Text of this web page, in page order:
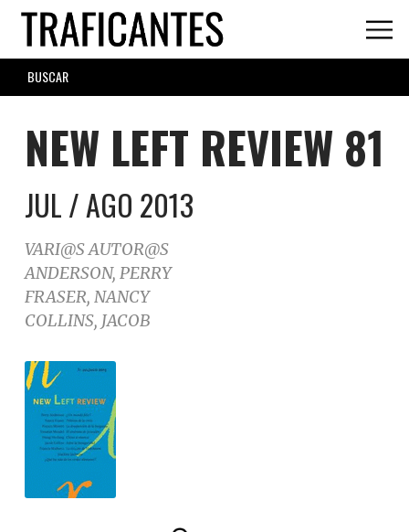
Skip
main
content
SEARCH
FORM
NEW LEFT REVIEW 81
JUL / AGO 2013
VARI@S AUTOR@S
ANDERSON, PERRY
FRASER, NANCY
COLLINS, JACOB